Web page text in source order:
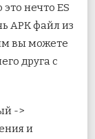
нечто ES
APK файл из
вы можете
друга с
->
и